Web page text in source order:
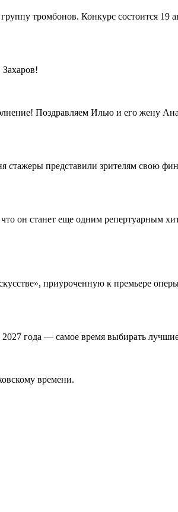
тромбонов. Конкурс состоится 19
Поздравляем Илью и его жену
представили зрителям свою
он станет еще одним репертуарным
приуроченную к премьере
года — самое время выбирать
времени.